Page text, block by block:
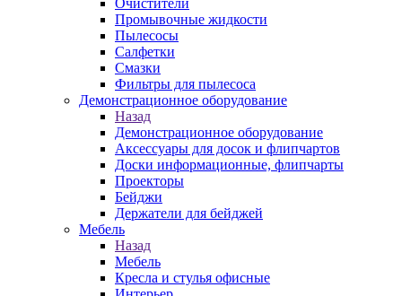
Очистители
Промывочные жидкости
Пылесосы
Салфетки
Смазки
Фильтры для пылесоса
Демонстрационное оборудование
Назад
Демонстрационное оборудование
Аксессуары для досок и флипчартов
Доски информационные, флипчарты
Проекторы
Бейджи
Держатели для бейджей
Мебель
Назад
Мебель
Кресла и стулья офисные